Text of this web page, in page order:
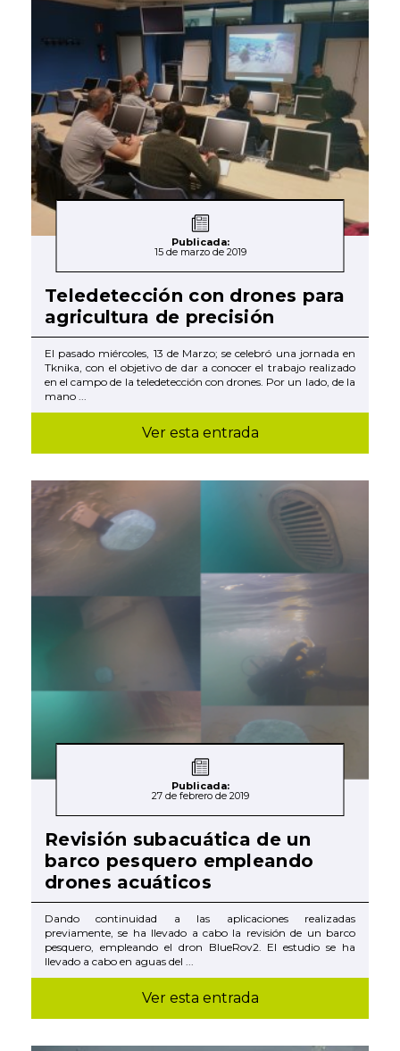
Publicada:
15 de marzo de 2019
Teledetección con drones para
agricultura de precisión
El pasado miércoles, 13 de Marzo; se celebró una jornada en
Tknika, con el objetivo de dar a conocer el trabajo realizado
en el campo de la teledetección con drones. Por un lado, de la
mano ...
Ver esta entrada
Publicada:
27 de febrero de 2019
Revisión subacuática de un
barco pesquero empleando
drones acuáticos
Dando continuidad a las aplicaciones realizadas
previamente, se ha llevado a cabo la revisión de un barco
pesquero, empleando el dron BlueRov2. El estudio se ha
llevado a cabo en aguas del ...
Ver esta entrada